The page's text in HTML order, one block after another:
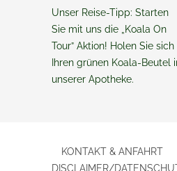
Unser Reise-Tipp: Starten
Sie mit uns die „Koala On
Tour” Aktion! Holen Sie sich
Ihren grünen Koala-Beutel
unserer Apotheke.
KONTAKT & ANFAHRT
DISCLAIMER/